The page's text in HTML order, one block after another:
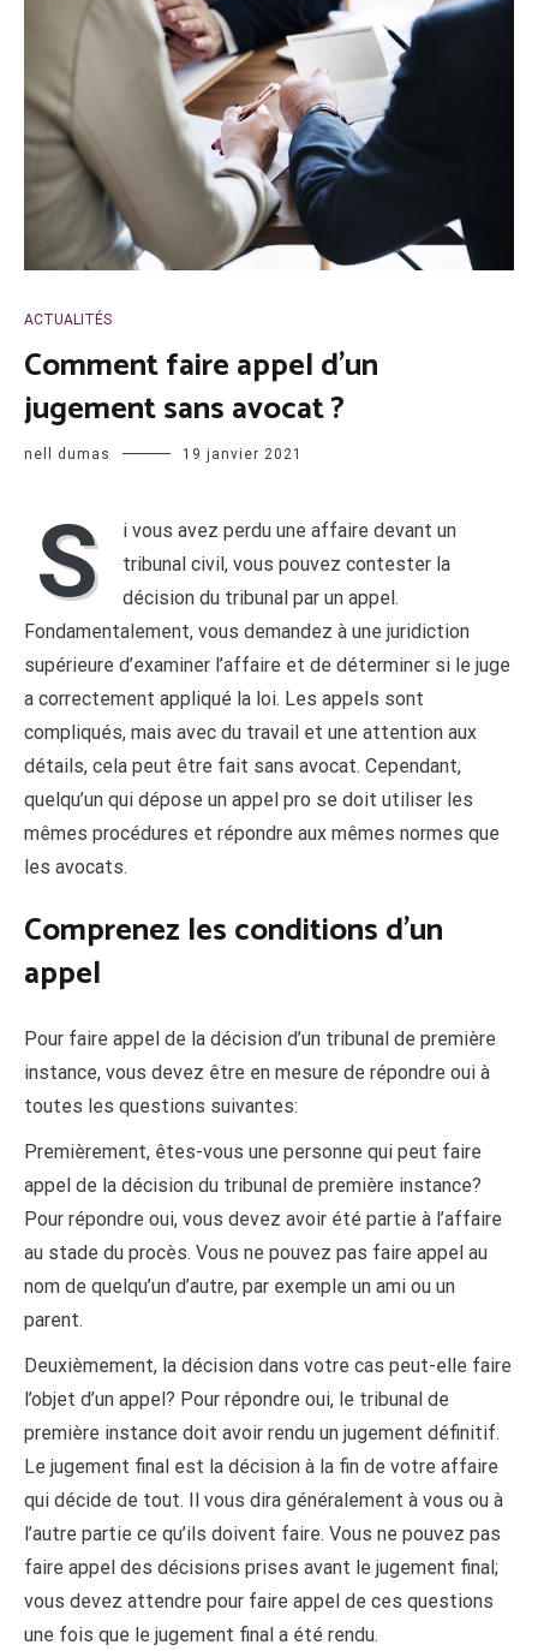
ACTUALITÉS
Comment faire appel d’un
jugement sans avocat ?
nell dumas 19 janvier 2021
S
i vous avez perdu une affaire devant un
tribunal civil, vous pouvez contester la
décision du tribunal par un appel.
Fondamentalement, vous demandez à une juridiction
supérieure d’examiner l’affaire et de déterminer si le juge
a correctement appliqué la loi. Les appels sont
compliqués, mais avec du travail et une attention aux
détails, cela peut être fait sans avocat. Cependant,
quelqu’un qui dépose un appel pro se doit utiliser les
mêmes procédures et répondre aux mêmes normes que
les avocats.
Comprenez les conditions d’un
appel
Pour faire appel de la décision d’un tribunal de première
instance, vous devez être en mesure de répondre oui à
toutes les questions suivantes:
Premièrement, êtes-vous une personne qui peut faire
appel de la décision du tribunal de première instance?
Pour répondre oui, vous devez avoir été partie à l’affaire
au stade du procès. Vous ne pouvez pas faire appel au
nom de quelqu’un d’autre, par exemple un ami ou un
parent.
Deuxièmement, la décision dans votre cas peut-elle faire
l’objet d’un appel? Pour répondre oui, le tribunal de
première instance doit avoir rendu un jugement définitif.
Le jugement final est la décision à la fin de votre affaire
qui décide de tout. Il vous dira généralement à vous ou à
l’autre partie ce qu’ils doivent faire. Vous ne pouvez pas
faire appel des décisions prises avant le jugement final;
vous devez attendre pour faire appel de ces questions
une fois que le jugement final a été rendu.